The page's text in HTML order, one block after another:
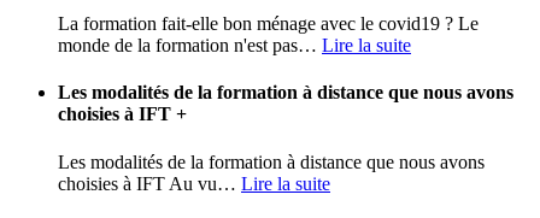
La formation fait-elle bon ménage avec le covid19 ? Le
monde de la formation n'est pas… Lire la suite
Les modalités de la formation à distance que nous avons
choisies à IFT +
Les modalités de la formation à distance que nous avons
choisies à IFT Au vu… Lire la suite